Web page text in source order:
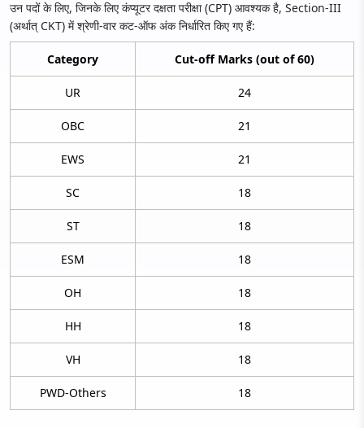
उन पदों के लिए, जिनके लिए कंप्यूटर दक्षता परीक्षा (CPT) आवश्यक है, Section-III
(अर्थात् CKT) में श्रेणी-वार कट-ऑफ अंक निर्धारित किए गए हैं:
Category Cut-off Marks (out of 60)
UR 24
OBC 21
EWS 21
SC 18
ST 18
ESM 18
OH 18
HH 18
VH 18
PWD-Others 18